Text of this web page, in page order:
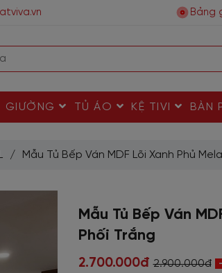
Bảng
GIƯỜNG TỦ ÁO KỆ TIVI BÀN
/ Mẫu Tủ Bếp Ván MDF Lõi Xanh Phủ
Mẫu Tủ Bếp Ván
Phối Trắng
2.700.000đ 2.900.000đ